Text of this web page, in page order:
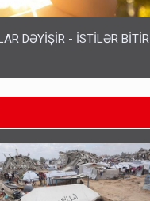
DƏYİŞİR - İSTİLƏR BİTİR